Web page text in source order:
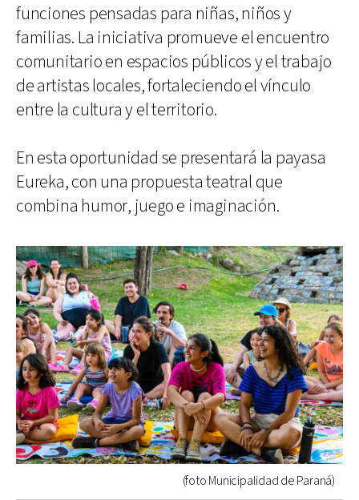
funciones pensadas para niñas, niños y
familias. La iniciativa promueve el encuentro
comunitario en espacios públicos y el trabajo
de artistas locales, fortaleciendo el vínculo
entre la cultura y el territorio.
En esta oportunidad se presentará la payasa
Eureka, con una propuesta teatral que
combina humor, juego e imaginación.
(foto Municipalidad de Paraná)